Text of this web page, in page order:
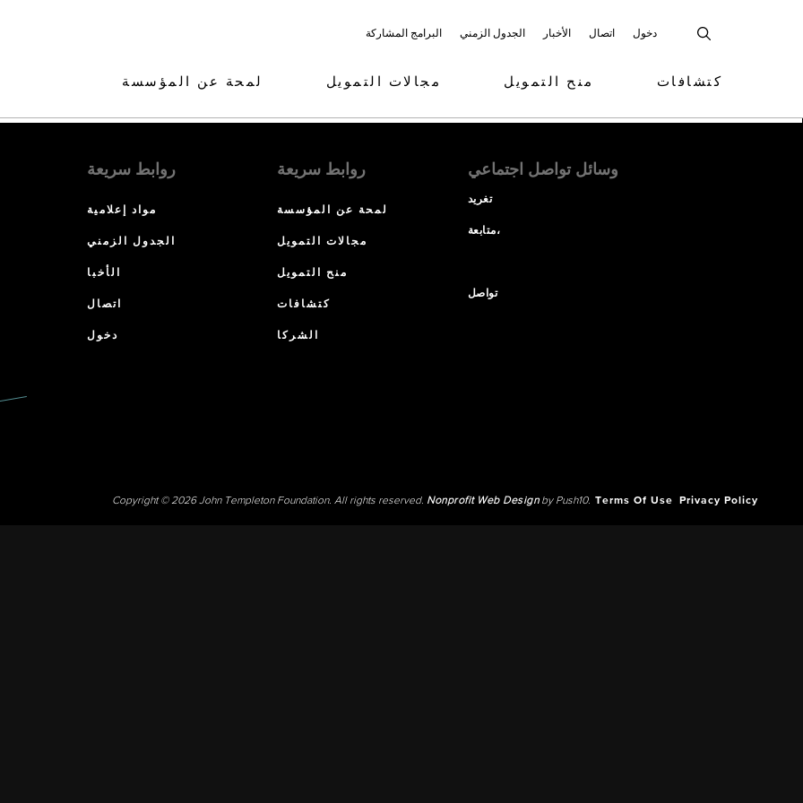
البرامج المشاركة الجدول الزمني الأخبار اتصال دخول
لمحة عن المؤسسة مجالات التمويل منح التمويل كتشافات
روابط سريعة
مواد إعلامية
الجدول الزمني
الأخبا
اتصال
دخول
روابط سريعة
لمحة عن المؤسسة
مجالات التمويل
منح التمويل
كتشافات
الشركا
وسائل تواصل اجتماعي
تغريد
متابعة،
تواصل
Copyright © 2026 John Templeton Foundation. All rights reserved. Nonprofit Web Designby Push10. Terms Of Use Privacy Policy